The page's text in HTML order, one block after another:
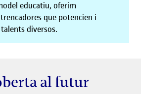
educatiu, oferim
que potencien i
diversos.
al futur